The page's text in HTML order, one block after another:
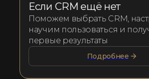
Если CRM ещё нет
Поможем выбрать CRM,
научим пользоваться и
первые результаты
Подробнее